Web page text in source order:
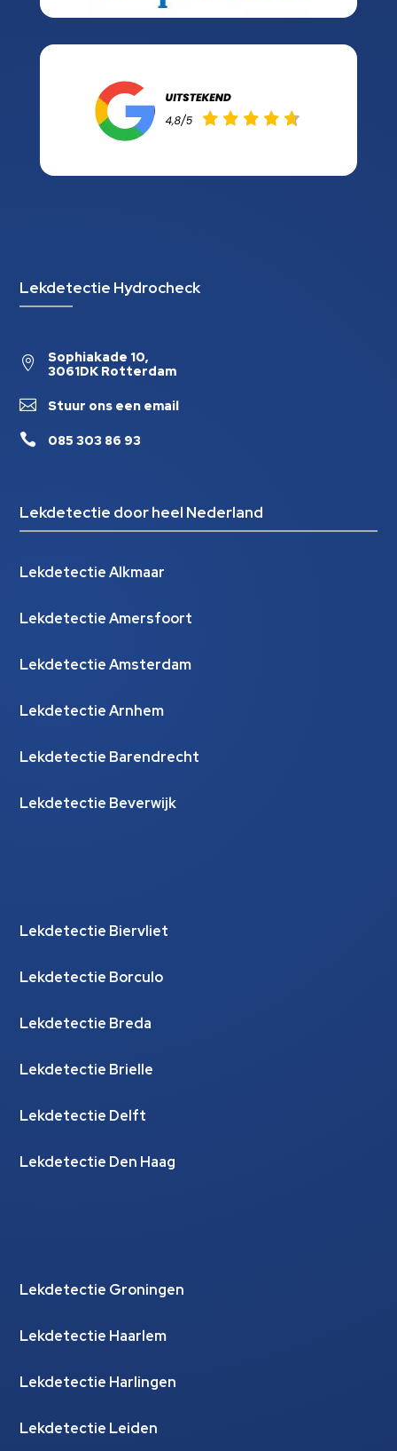
Lekdetectie Hydrocheck

Sophiakade 10,
3061DK Rotterdam
 Stuur ons een email
 085 303 86 93
Lekdetectie door heel Nederland
Lekdetectie Alkmaar
Lekdetectie Amersfoort
Lekdetectie Amsterdam
Lekdetectie Arnhem
Lekdetectie Barendrecht
Lekdetectie Beverwijk
Lekdetectie Biervliet
Lekdetectie Borculo
Lekdetectie Breda
Lekdetectie Brielle
Lekdetectie Delft
Lekdetectie Den Haag
Lekdetectie Groningen
Lekdetectie Haarlem
Lekdetectie Harlingen
Lekdetectie Leiden